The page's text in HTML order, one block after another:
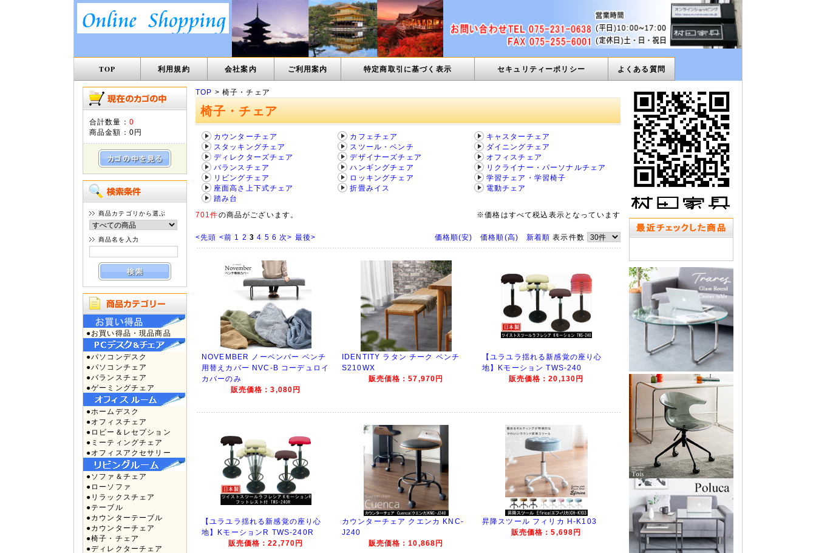
TOP 利用規約 会社案内 ご利用案内 特定商取引に基づく表示 セキュリティーポリシー よくある質問
合計数量： 0
商品金額： 0円
商品カテゴリから選ぶ
商品名を入力
●お買い得品・現品商品
●パソコンデスク
●パソコンチェア
●バランスチェア
●ゲーミングチェア
●ホームデスク
●オフィスチェア
●ロビー＆レセプション
●ミーティングチェア
●オフィスアクセサリー
●ソファ＆チェア
●ローソファ
●リラックスチェア
●テーブル
●カウンターテーブル
●カウンターチェア
●椅子・チェア
●ディレクターチェア
TOP > 椅子・チェア
椅子・チェア
カウンターチェア カフェチェア
キャスターチェア
スタッキングチェア
スツール・ベンチ
ダイニングチェア
ディレクターズチェア
デザイナーズチェア
オフィスチェア
バランスチェア
ハンギングチェア
リクライナー・パーソナルチェア
リビングチェア
ロッキングチェア
学習チェア・学習椅子
座面高さ上下式チェア
折畳みイス
電動チェア
踏み台
701件の商品がございます。 ※価格はすべて税込表示となっています
価格順(安) 価格順(高) 新着順 表示件数
<先頭 <前 1 2 3 4 5 6 次> 最後>
NOVEMBER ノーベンバー ベンチ
用替えカバー NVC-B コーデュロイ
カバーのみ
販売価格：3,080円
IDENTITY ラタン チーク ベンチ
S210WX
販売価格：57,970円
【ユラユラ揺れる新感覚の座り心
地】Kモーション TWS-240
販売価格：20,130円
【ユラユラ揺れる新感覚の座り心
地】KモーションR TWS-240R
販売価格：22,770円
カウンターチェア クエンカ KNC-
J240
販売価格：10,868円
昇降スツール フィリカ H-K103
販売価格：5,698円